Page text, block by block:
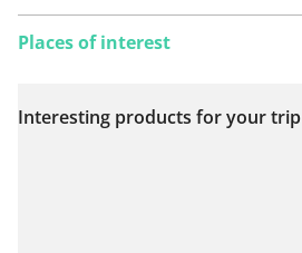
View on map
Places of interest
Interesting products for your trip